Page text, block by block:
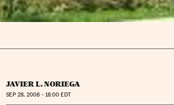
JAVIER L. NORIEGA
SEP28, 2008 - 18:00 EDT